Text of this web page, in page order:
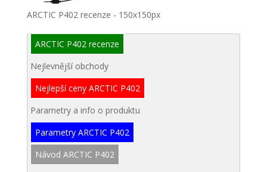
ARCTIC P402 recenze - 150x150px
ARCTIC P402 recenze
Nejlevnější obchody
Nejlepší ceny ARCTIC P402
Parametry a info o produktu
Parametry ARCTIC P402
Návod ARCTIC P402